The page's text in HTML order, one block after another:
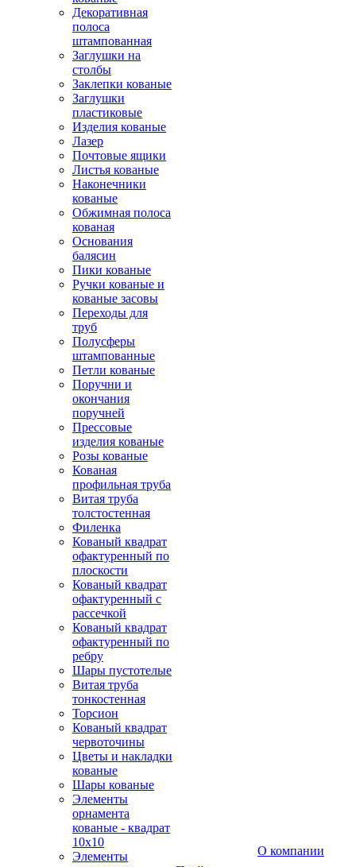
Декоративная
полоса
штампованная
Заглушки на
столбы
Заклепки кованые
Заглушки
пластиковые
Изделия кованые
Лазер
Почтовые ящики
Листья кованые
Наконечники
кованые
Обжимная полоса
кованая
Основания
балясин
Пики кованые
Ручки кованые и
кованые засовы
Переходы для
труб
Полусферы
штампованные
Петли кованые
Поручни и
окончания
поручней
Прессовые
изделия кованые
Розы кованые
Кованая
профильная труба
Витая труба
толстостенная
Филенка
Кованый квадрат
офактуренный по
плоскости
Кованый квадрат
офактуренный с
рассечкой
Кованый квадрат
офактуренный по
ребру
Шары пустотелые
Витая труба
тонкостенная
Торсион
Кованый квадрат
червоточины
Цветы и накладки
кованые
Шары кованые
Элементы
орнамента
кованые - квадрат
10х10
Элементы
О компании